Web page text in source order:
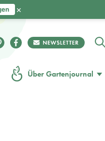
Über Gartenjournal
×